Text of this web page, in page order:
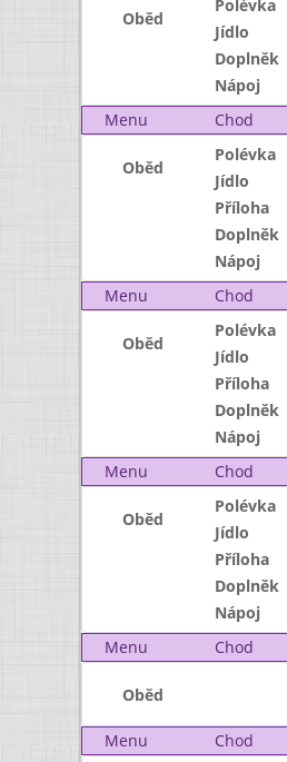
Oběd
Polévka
Jídlo
Doplněk
Nápoj
Menu
Chod
Oběd
Polévka
Jídlo
Příloha
Doplněk
Nápoj
Menu
Chod
Oběd
Polévka
Jídlo
Příloha
Doplněk
Nápoj
Menu
Chod
Oběd
Polévka
Jídlo
Příloha
Doplněk
Nápoj
Menu
Chod
Oběd
Menu Chod